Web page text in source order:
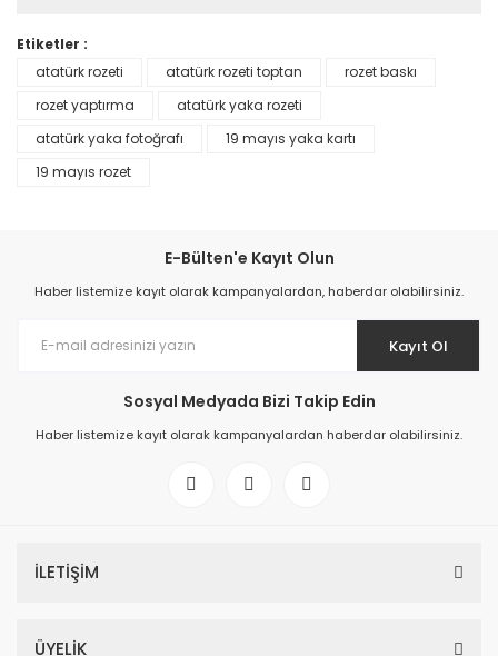
Etiketler :
atatürk rozeti
atatürk rozeti toptan
rozet baskı
rozet yaptırma
atatürk yaka rozeti
atatürk yaka fotoğrafı
19 mayıs yaka kartı
19 mayıs rozet
E-Bülten'e Kayıt Olun
Haber listemize kayıt olarak kampanyalardan, haberdar olabilirsiniz.
Kayıt Ol
Sosyal Medyada Bizi Takip Edin
Haber listemize kayıt olarak kampanyalardan haberdar olabilirsiniz.
İLETİŞİM
ÜYELİK